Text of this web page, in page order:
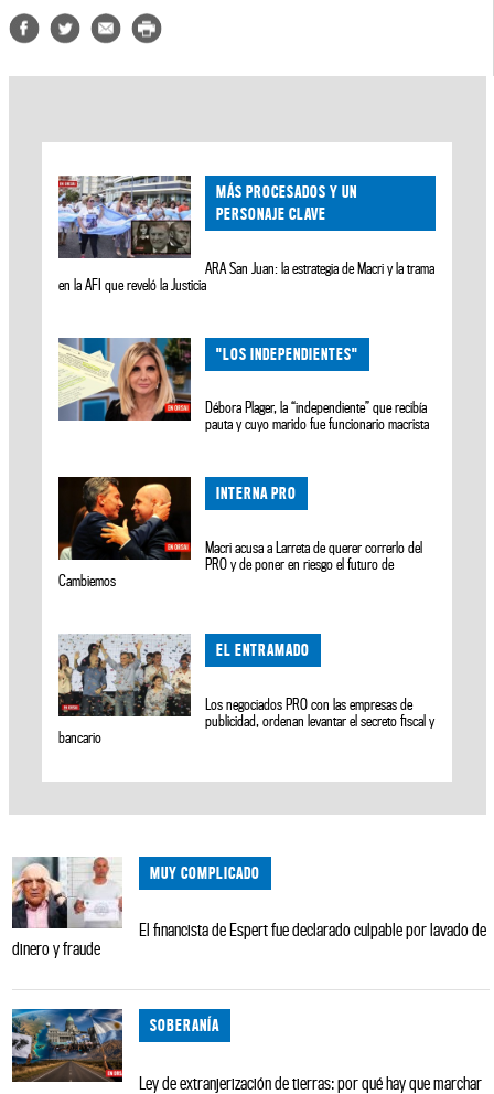
MÁS PROCESADOS Y UN
PERSONAJE CLAVE
ARA San Juan: la estrategia de Macri y la trama
en la AFI que reveló la Justicia
"LOS INDEPENDIENTES"
Débora Plager, la “independiente” que recibía
pauta y cuyo marido fue funcionario macrista
INTERNA PRO
Macri acusa a Larreta de querer correrlo del
PRO y de poner en riesgo el futuro de
Cambiemos
EL ENTRAMADO
Los negociados PRO con las empresas de
publicidad, ordenan levantar el secreto fiscal y
bancario
MUY COMPLICADO
El financista de Espert fue declarado culpable por lavado de
dinero y fraude
SOBERANÍA
Ley de extranjerización de tierras: por qué hay que marchar